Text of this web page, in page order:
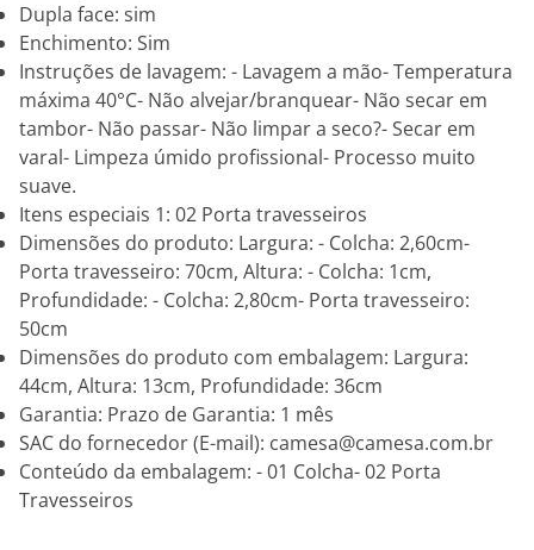
Dupla face: sim
Enchimento: Sim
Instruções de lavagem: - Lavagem a mão- Temperatura
máxima 40°C- Não alvejar/branquear- Não secar em
tambor- Não passar- Não limpar a seco?- Secar em
varal- Limpeza úmido profissional- Processo muito
suave.
Itens especiais 1: 02 Porta travesseiros
Dimensões do produto: Largura: - Colcha: 2,60cm-
Porta travesseiro: 70cm, Altura: - Colcha: 1cm,
Profundidade: - Colcha: 2,80cm- Porta travesseiro:
50cm
Dimensões do produto com embalagem: Largura:
44cm, Altura: 13cm, Profundidade: 36cm
Garantia: Prazo de Garantia: 1 mês
SAC do fornecedor (E-mail): camesa@camesa.com.br
Conteúdo da embalagem: - 01 Colcha- 02 Porta
Travesseiros